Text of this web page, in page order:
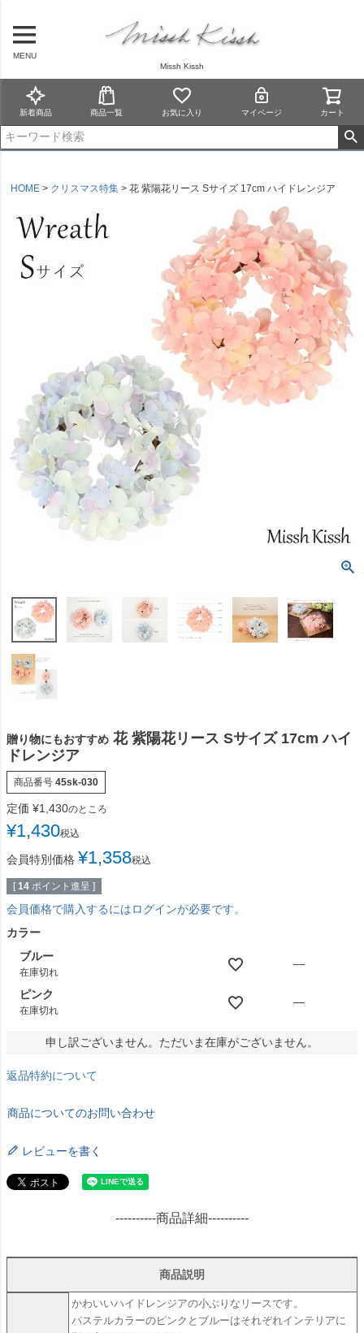
MENU
Missh Kissh
新着商品 商品一覧 お気に入り マイページ カート
HOME クリスマス特集 花 紫陽花リース Sサイズ 17cm ハイドレンジア
贈り物にもおすすめ 花 紫陽花リース Sサイズ 17cm ハイ
ドレンジア
商品番号 45sk-030
定価 ¥1,430のところ
¥1,430税込
会員特別価格 ¥1,358税込
[ 14 ポイント進呈 ]
会員価格で購入するにはログインが必要です。
カラー
ブルー
在庫切れ
—
ピンク
在庫切れ
—
申し訳ございません。ただいま在庫がございません。
返品特約について
商品についてのお問い合わせ
レビューを書く
----------商品詳細----------
商品説明
かわいいハイドレンジアの小ぶりなリースです。
パステルカラーのピンクとブルーはそれぞれインテリアに